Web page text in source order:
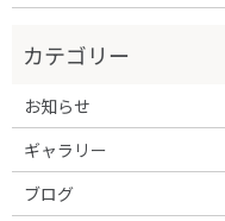
お知らせ
ギャラリー
ブログ